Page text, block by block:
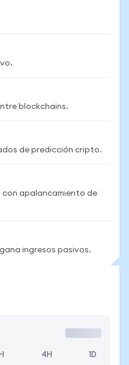
blockchains.
de predicción cripto.
con apalancamiento de
ingresos pasivos.
4H 1D